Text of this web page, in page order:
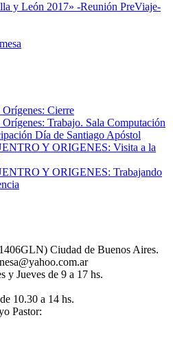
y León 2017» -Reunión PreViaje-
Cierre
Trabajo. Sala Computación
Día de Santiago Apóstol
Y ORIGENES: Visita a la
Y ORIGENES: Trabajando
Ciudad de Buenos Aires.
y Jueves de 9 a 17 hs.
10.30 a 14 hs.
Pastor: